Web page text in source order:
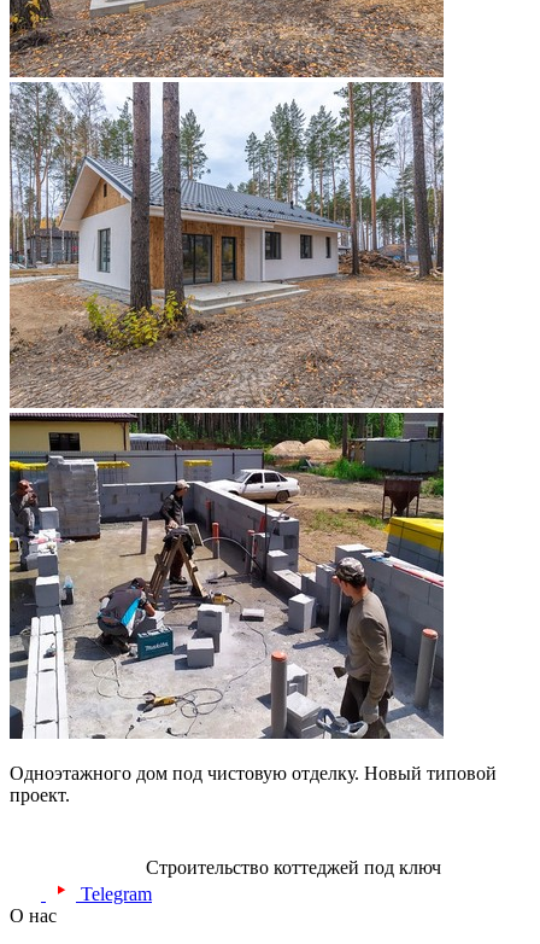
Одноэтажного дом под чистовую отделку. Новый типовой
проект.
Строительство коттеджей под ключ
Telegram
О нас